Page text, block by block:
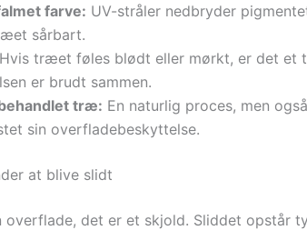
farve: UV-stråler nedbryder
sårbart.
Hvis træet føles blødt eller mørkt, er det et
er brudt sammen.
træ: En naturlig proces, men
sin overfladebeskyttelse.
at blive slidt
overflade, det er et skjold. Sliddet opstår